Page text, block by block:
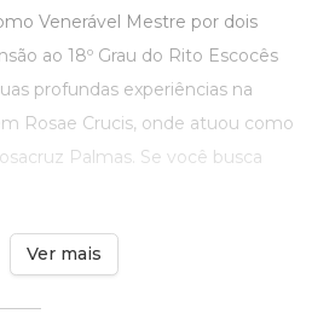
Venerável Mestre por dois
ao 18º Grau do Rito Escocês
profundas experiências na
Rosae Crucis, onde atuou como
Palmas. Se você busca
Ver mais